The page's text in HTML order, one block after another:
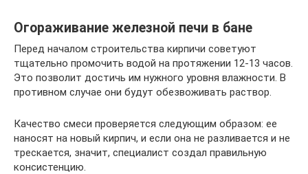
Огораживание железной печи в бане
Перед началом строительства кирпичи советуют
тщательно промочить водой на протяжении 12-13 часов.
Это позволит достичь им нужного уровня влажности. В
противном случае они будут обезвоживать раствор.
Качество смеси проверяется следующим образом: ее
наносят на новый кирпич, и если она не разливается и не
трескается, значит, специалист создал правильную
консистенцию.